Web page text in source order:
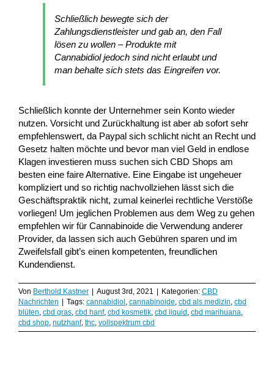
Schließlich bewegte sich der
Zahlungsdienstleister und gab an, den Fall
lösen zu wollen – Produkte mit
Cannabidiol jedoch sind nicht erlaubt und
man behalte sich stets das Eingreifen vor.
Schließlich konnte der Unternehmer sein Konto wieder
nutzen. Vorsicht und Zurückhaltung ist aber ab sofort sehr
empfehlenswert, da Paypal sich schlicht nicht an Recht und
Gesetz halten möchte und bevor man viel Geld in endlose
Klagen investieren muss suchen sich CBD Shops am
besten eine faire Alternative. Eine Eingabe ist ungeheuer
kompliziert und so richtig nachvollziehen lässt sich die
Geschäftspraktik nicht, zumal keinerlei rechtliche Verstöße
vorliegen! Um jeglichen Problemen aus dem Weg zu gehen
empfehlen wir für Cannabinoide die Verwendung anderer
Provider, da lassen sich auch Gebühren sparen und im
Zweifelsfall gibt’s einen kompetenten, freundlichen
Kundendienst.
Von Berthold Kastner | August 3rd, 2021 | Kategorien: CBD
Nachrichten | Tags: cannabidiol, cannabinoide, cbd als medizin, cbd
blüten, cbd gras, cbd hanf, cbd kosmetik, cbd liquid, cbd marihuana,
cbd shop, nutzhanf, thc, vollspektrum cbd